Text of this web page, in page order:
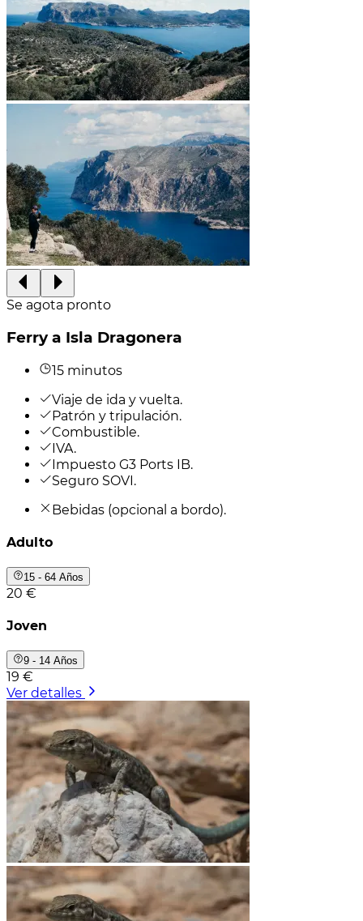
Se agota pronto
Ferry a Isla Dragonera
15 minutos
Viaje de ida y vuelta.
Patrón y tripulación.
Combustible.
IVA.
Impuesto G3 Ports IB.
Seguro SOVI.
Bebidas (opcional a bordo).
Adulto
15 - 64 Años
20 €
Joven
9 - 14 Años
19 €
Ver detalles